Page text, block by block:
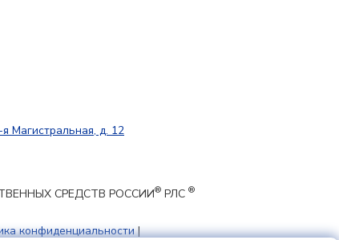
Магистральная, д. 12
СРЕДСТВ РОССИИ® РЛС ®
конфиденциальности|